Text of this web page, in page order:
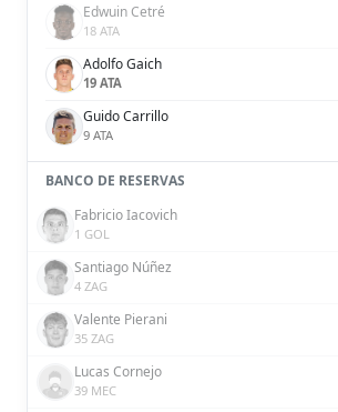
Edwuin Cetré
18 ATA
Adolfo Gaich
19 ATA
Guido Carrillo
9 ATA
BANCO DE RESERVAS
Fabricio Iacovich
1 GOL
Santiago Núñez
4 ZAG
Valente Pierani
35 ZAG
Lucas Cornejo
39 MEC